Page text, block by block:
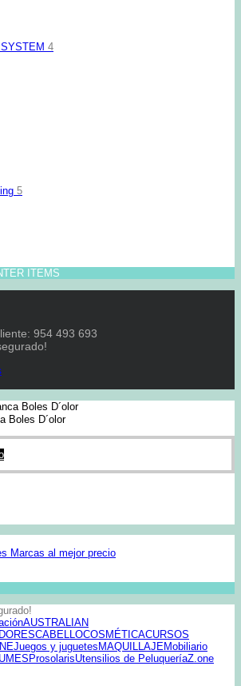
4
5
ITEMS
954 493 693
Boles D´olor
AUSTRALIAN
CABELLOCOSMÉTICACURSOS
Juegos y juguetes MAQUILLAJEMobiliario
ProsolarisUtensilios de PeluqueríaZ.one